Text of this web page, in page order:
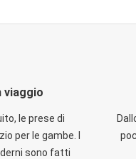
viaggio
le prese di
per le gambe. I
sono fatti